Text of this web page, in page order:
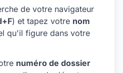
de votre navigateur
) et tapez votre nom
qu'il figure dans votre
numéro de dossier